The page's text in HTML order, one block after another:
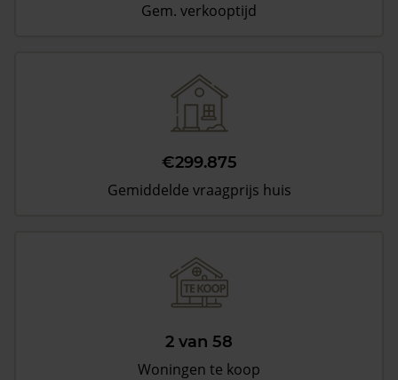
Gem. verkooptijd
€299.875
Gemiddelde vraagprijs huis
2 van 58
Woningen te koop